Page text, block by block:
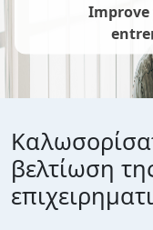
Improve
βελτίωση